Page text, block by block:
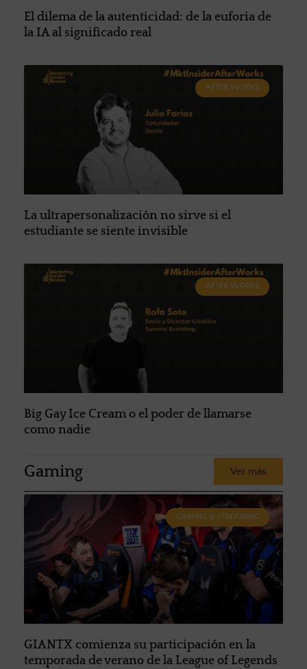
El dilema de la autenticidad: de la euforia de
la IA al significado real
AFTER WORKS
La ultrapersonalización no sirve si el
estudiante se siente invisible
AFTER WORKS
Big Gay Ice Cream o el poder de llamarse
como nadie
Gaming Ver más
GAMING & STREAMING
GIANTX comienza su participación en la
temporada de verano de la League of Legends